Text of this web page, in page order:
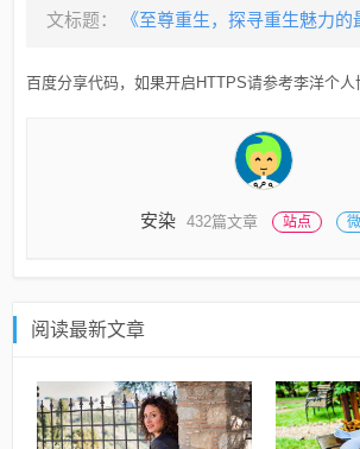
文标题：
《至尊重生，探寻重生魅力的
百度分享代码，如果开启HTTPS请参考李洋个人
安染 432篇文章 站点
阅读最新文章